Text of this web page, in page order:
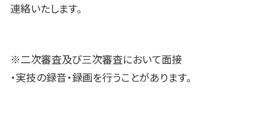
連絡いたします。
※二次審査及び三次審査において面接
・実技の録音・録画を行うことがあります。